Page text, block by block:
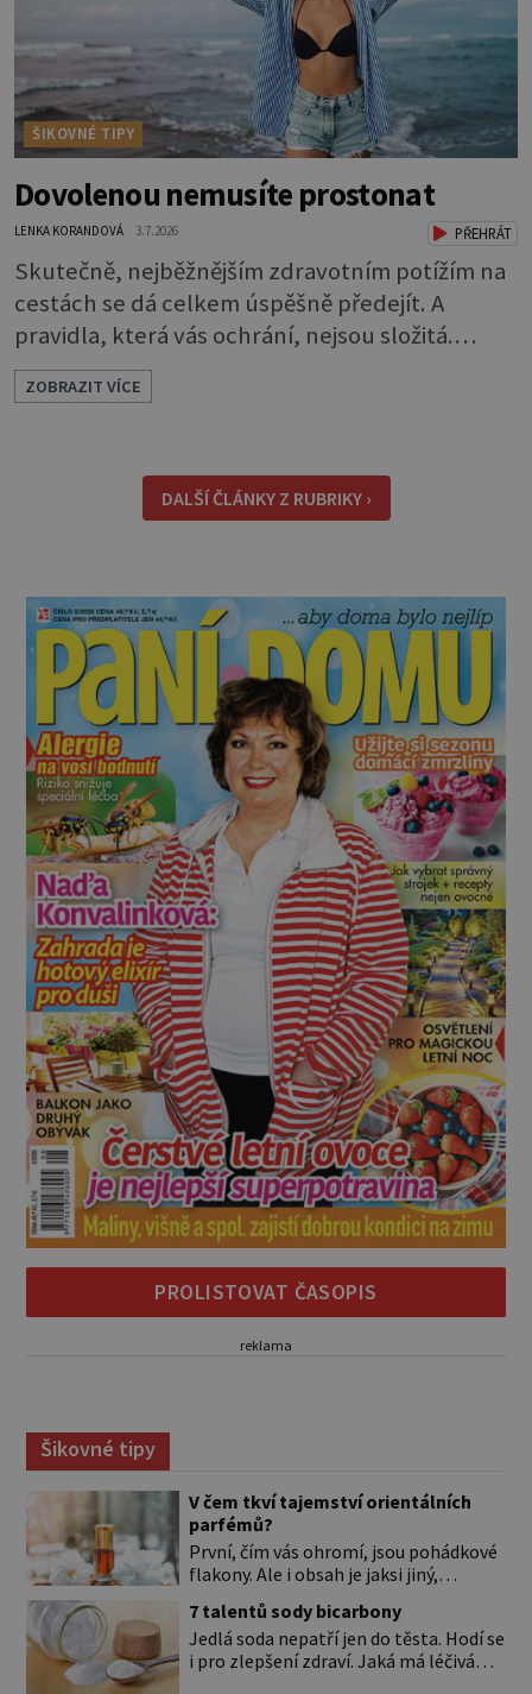
ŠIKOVNÉ TIPY
Dovolenou nemusíte prostonat
LENKA KORANDOVÁ 3.7.2026 PŘEHRÁT
Skutečně, nejběžnějším zdravotním potížím na
cestách se dá celkem úspěšně předejít. A
pravidla, která vás ochrání, nejsou složitá.
Riziko na talíři Drtivou většinu cestovatelských
průjmů vyvolávají fekální bakterie. Do kuchyně
přípravě a výdeji jídla se snadno rozšíří ze
zeleninového salátu i na další potraviny. Dobro
ZOBRAZIT VÍCE
DALŠÍ ČLÁNKY Z RUBRIKY ›
PROLISTOVAT ČASOPIS
reklama
Šikovné tipy
V čem tkví tajemství orientálních
parfémů?
První, čím vás ohromí, jsou pohádkové
flakony. Ale i obsah je jaksi jiný,
parfumérií. Čím to? V arabské kultuře
mají vůně mnohem delší tradici než
v naší. Jejich původní účel byl nejspíš
7 talentů sody bicarbony
Jedlá soda nepatří jen do těsta. Hodí se
i pro zlepšení zdraví. Jaká má léčivá